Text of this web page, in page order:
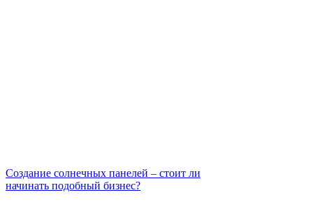
Создание солнечных панелей – стоит ли
начинать подобный бизнес?